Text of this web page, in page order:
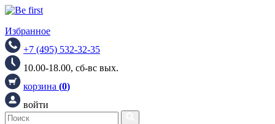
Избранное
+7 (495) 532-32-35
10.00-18.00, сб-вс вых.
корзина (0)
войти